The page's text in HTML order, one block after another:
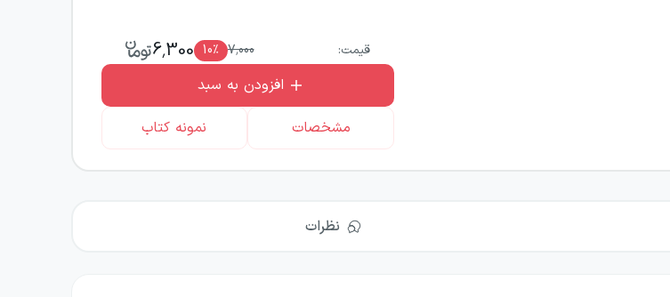
قیمت: 7,000
10٪ 6,300
افزودن به سبد
مشخصات
نمونه کتاب
نظرات